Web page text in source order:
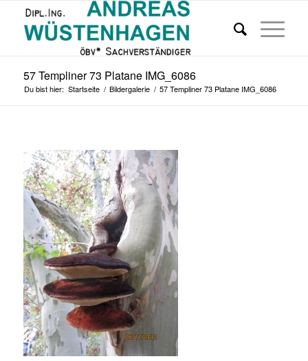
57 Templiner 73 Platane IMG_6086
Du bist hier: Startseite / Bildergalerie / 57 Templiner 73 Platane IMG_6086